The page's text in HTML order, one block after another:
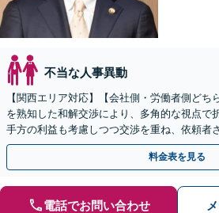
不当な人事異動
【関西エリア対応】【会社側・労働者側どち
を熟知した和解交渉により、多角的な視点で
手方の利益も考慮しつつ交渉を重ね、依頼者
指す「不当解雇／労災の損害賠償請求／未払
料金表を見る
電話でお問い合わせ